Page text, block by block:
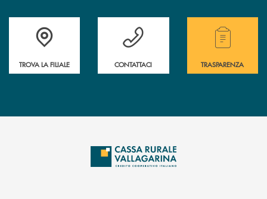
Accedi all' elenco completo delle filiali .
TROVA LA FILIALE
Hai bisogno di assistenza immediata?
CONTATTACI
Hai bisogno di
TRASPARENZA